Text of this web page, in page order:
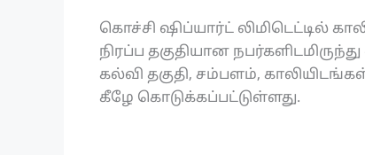
கொச்சி ஷிப்யார்ட் லிமிடெட்டில்
நிரப்ப தகுதியான
கல்வி தகுதி, சம்பளம்,
கீழே கொடுக்கப்பட்டுள்ளது.